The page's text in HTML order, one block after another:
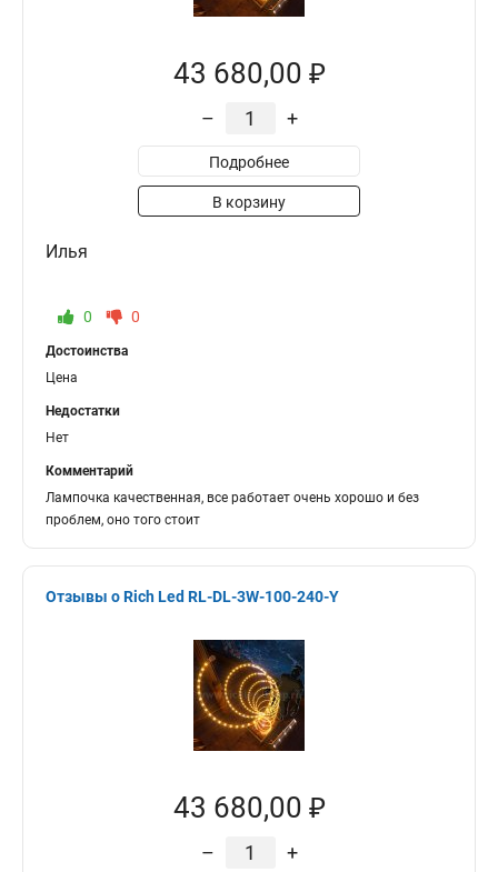
43 680,00 ₽
– +
Подробнее
В корзину
Илья
0 0
Достоинства
Цена
Недостатки
Нет
Комментарий
Лампочка качественная, все работает очень хорошо и без
проблем, оно того стоит
Отзывы о Rich Led RL-DL-3W-100-240-Y
43 680,00 ₽
– +